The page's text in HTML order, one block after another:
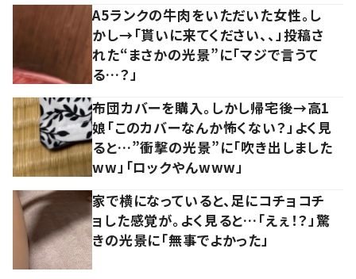
A5ランクの牛肉をいただいた女性。し
かし→「貰いに来てください、、」投稿さ
れた“まさかの光景”に「マジで言うて
る…？」
布団カバーを購入。しかし帰宅後→高1
娘「このカバーなんか怖くない？」よく見
ると…”衝撃の光景”に「吹き出しました
ww」「ロックやんwww」
家で横になっていると、足にコチョコチ
ョした感覚が。よく見ると…「えぇ！？」驚
きの光景に「無事でよかった」